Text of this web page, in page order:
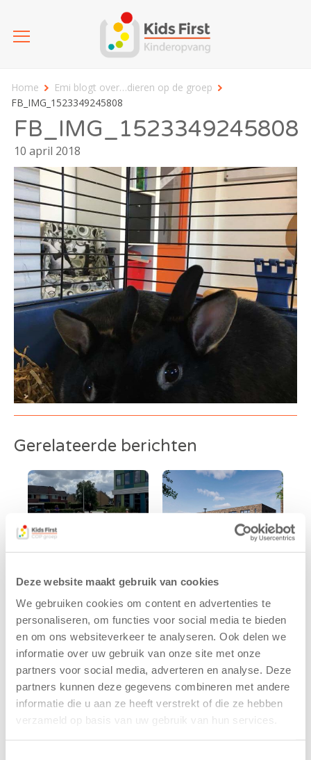
Deze website maakt gebruik van cookies
We gebruiken cookies om content en advertenties te
personaliseren, om functies voor social media te bieden
en om ons websiteverkeer te analyseren. Ook delen we
informatie over uw gebruik van onze site met onze
partners voor social media, adverteren en analyse. Deze
partners kunnen deze gegevens combineren met andere
informatie die u aan ze heeft verstrekt of die ze hebben
verzameld op basis van uw gebruik van hun services.
Home
Emi blogt over…dieren op de groep
FB_IMG_1523349245808
FB_IMG_1523349245808
10 april 2018
Gerelateerde berichten
Kinderen BSO
De
Westerburcht
trainen alvast
voor Kids First
Mini 4 Mijl
7 augustus 2026
Kids First
tekent
koopcontract
voor nieuw
kindcentrum in
wijk Wiarda in
Leeuwarden
11 juni 2026